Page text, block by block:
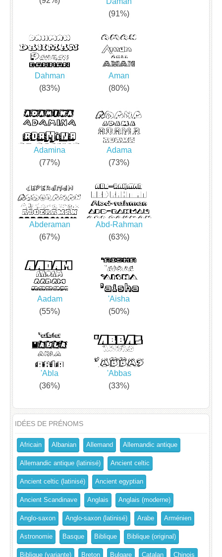
(91%)
Dahman
(83%)
Aman
(80%)
Adamina
(77%)
Adama
(73%)
Abderaman
(67%)
Abd-Rahman
(63%)
Aadam
(55%)
'Aisha
(50%)
'Abla
(36%)
'Abbas
(33%)
IDÉES DE PRÉNOMS
Africain Albanian Allemand Allemandic antique
Allemandic antique (latinisé) Ancient celtic
Ancient celtic (latinisé) Ancient egyptian
Ancient Scandinave Anglais Anglais (moderne)
Anglo-saxon Anglo-saxon (latinisé) Arabe Arménien
Astronomie Basque Biblique Biblique (original)
Biblique (variante) Breton Bulgare Catalan Chinois